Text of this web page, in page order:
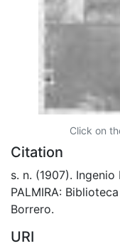
Click on
Citation
s. n. (1907).
PALMIRA:
Borrero.
URI